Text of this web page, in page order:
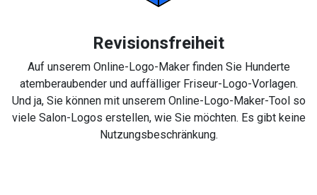
Revisionsfreiheit
Auf unserem Online-Logo-Maker finden Sie Hunderte
atemberaubender und auffälliger Friseur-Logo-Vorlagen.
Und ja, Sie können mit unserem Online-Logo-Maker-Tool so
viele Salon-Logos erstellen, wie Sie möchten. Es gibt keine
Nutzungsbeschränkung.